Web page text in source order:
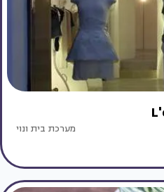
מערכת בית ונוי